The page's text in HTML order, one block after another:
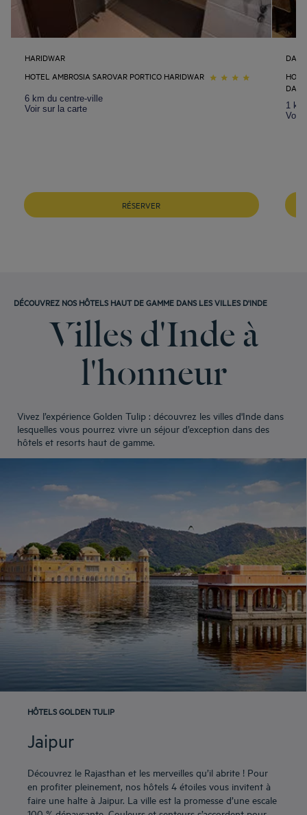
Hôtels Junagadh Hôtels Khajurâho
Hôtels Lucknow Hôtels Mahabalipuram
Hôtels Hôtels
Panipat Hôtels Puducherry
Hôtels Ranchi
Hôtels Roorkee Hôtels Shravasti
Srinagar Hôtels Tirupati
Udaipur
HARIDWAR
HOTEL AMBROSIA SAROVAR PORTICO HARIDWAR
6 km du centre-ville
Voir sur la carte
RÉSERVER
1
Voir
DÉCOUVREZ NOS HÔTELS HAUT DE GAMME DANS LES VILLES D'INDE
Villes d'Inde à
l'honneur
Vivez l’expérience Golden Tulip : découvrez les villes d'Inde dans
lesquelles vous pourrez vivre un séjour d’exception dans des
hôtels et resorts haut de gamme.
HÔTELS GOLDEN TULIP
Jaipur
Découvrez le Rajasthan et les merveilles qu’il abrite ! Pour
en profiter pleinement, nos hôtels 4 étoiles vous invitent à
faire une halte à Jaipur. La ville est la promesse d’une escale